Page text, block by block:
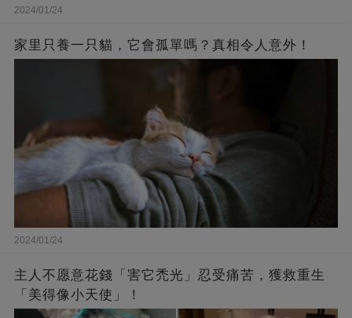
2024/01/24
家里只養一只貓，它會孤單嗎？真相令人意外！
2024/01/24
主人不愿意花錢「害它禿光」忍受痛苦，獲救重生
「美得像小天使」！